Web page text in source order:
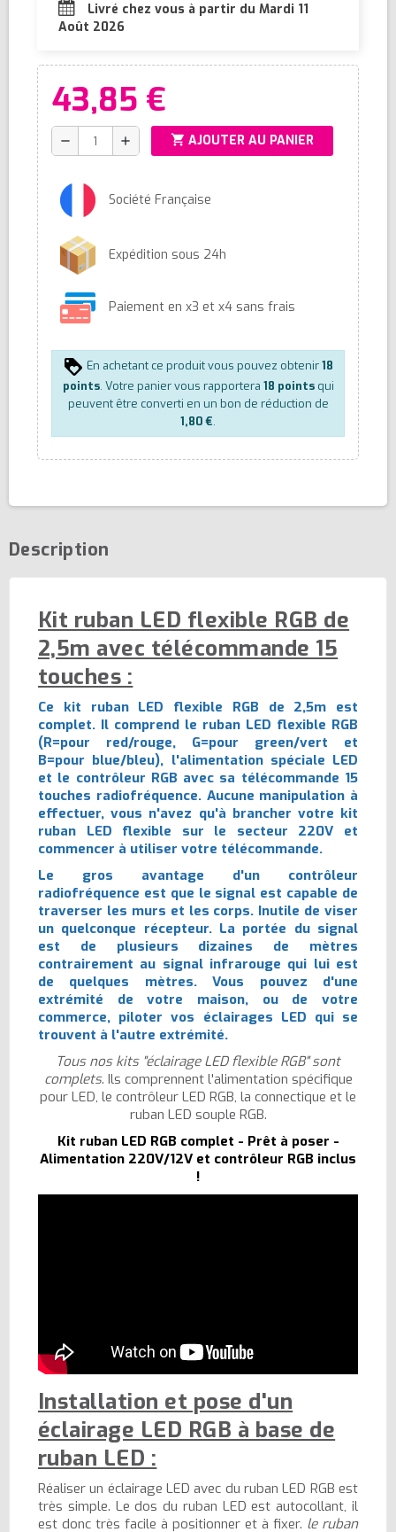
Livré chez vous à partir du Mardi 11
Août 2026
43,85 €
remove add shopping_cart AJOUTER AU PANIER
Société Française
Expédition sous 24h
Paiement en x3 et x4 sans frais
En achetant ce produit vous pouvez obtenir18
points. Votre panier vous rapportera 18 pointsqui
peuvent être converti en un bon de réduction de
1,80 €.
Description
Kit ruban LED flexible RGB de
2,5m avec télécommande 15
touches :
Ce kit ruban LED flexible RGB de 2,5m est
complet. Il comprend le ruban LED flexible RGB
(R=pour red/rouge, G=pour green/vert et
B=pour blue/bleu), l'alimentation spéciale LED
et le contrôleur RGB avec sa télécommande 15
touches radiofréquence. Aucune manipulation à
effectuer, vous n'avez qu'à brancher votre kit
ruban LED flexible sur le secteur 220V et
commencer à utiliser votre télécommande.
Le gros avantage d'un contrôleur
radiofréquence est que le signal est capable de
traverser les murs et les corps. Inutile de viser
un quelconque récepteur. La portée du signal
est de plusieurs dizaines de mètres
contrairement au signal infrarouge qui lui est
de quelques mètres. Vous pouvez d'une
extrémité de votre maison, ou de votre
commerce, piloter vos éclairages LED qui se
trouvent à l'autre extrémité.
Tous nos kits "éclairage LED flexible RGB" sont
complets. Ils comprennent l'alimentation spécifique
pour LED, le contrôleur LED RGB, la connectique et le
ruban LED souple RGB.
Kit ruban LED RGB complet - Prêt à poser -
Alimentation 220V/12V et contrôleur RGB inclus
!
Installation et pose d'un
éclairage LED RGB à base de
ruban LED :
Réaliser un éclairage LED avec du ruban LED RGB est
très simple. Le dos du ruban LED est autocollant, il
est donc très facile à positionner et à fixer. le ruban